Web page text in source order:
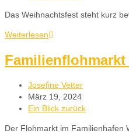
Das Weihnachtsfest steht kurz
Weiterlesen
Familienflohmarkt
Josefine Vetter
März 19, 2024
Ein Blick zurück
Der Flohmarkt im Familienhafen